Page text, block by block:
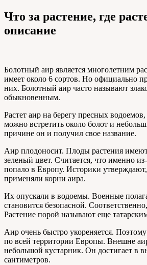
Что за растение, где
описание
Болотный аир является многолетним
имеет около 6 сортов. Но официально
них. Болотный аир часто называют
обыкновенным.
Растет аир на берегу пресных
можно встретить около болот и
причине он и получил свое название.
Аир плодоносит. Плоды растения
зеленый цвет. Считается, что именно
попало в Европу. Историки
применяли корни аира.
Их опускали в водоемы. Военные
становится безопасной.
Растение порой называют еще
Аир очень быстро укореняется.
по всей территории Европы. Внешне
небольшой кустарник. Он достигает в
сантиметров.